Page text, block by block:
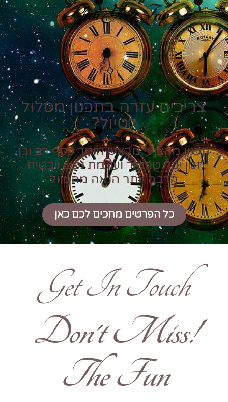
Plan Your Trip
צריכים עזרה בתכנון מסלול
לטיול?
תכנון מקצועי מראש חוסך כסף רב וכן
זמן יקר טרטור ועוגמת נפש ויבטיח
הרבה יותר הנאה מהטיול
כל הפרטים מחכים לכם כאן
Get In Touch
!Don't Miss
The Fun